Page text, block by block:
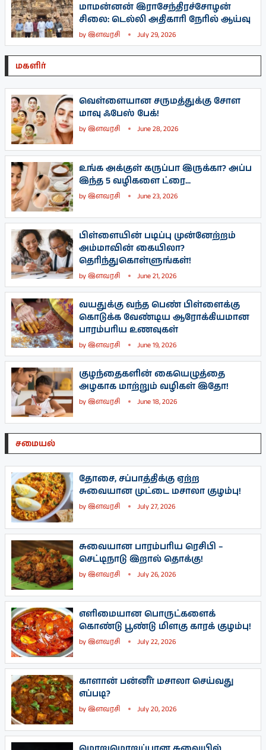
மாமன்னன் இராசேந்திரச்சோழன்
சிலை: டெல்லி அதிகாரி நேரில் ஆய்வு
byஇளவரசி July 29, 2026
மகளிர்
வெள்ளையான சருமத்துக்கு சோள
மாவு ஃபேஸ் பேக்!
byஇளவரசி June 28, 2026
உங்க அக்குள் கருப்பா இருக்கா? அப்ப
இந்த 5 வழிகளை ட்ரை...
byஇளவரசி June 23, 2026
பிள்ளையின் படிப்பு முன்னேற்றம்
அம்மாவின் கையிலா?
தெரிந்துகொள்ளுங்கள்!
byஇளவரசி June 21, 2026
வயதுக்கு வந்த பெண் பிள்ளைக்கு
கொடுக்க வேண்டிய ஆரோக்கியமான
பாரம்பரிய உணவுகள்
byஇளவரசி June 19, 2026
குழந்தைகளின் கையெழுத்தை
அழகாக மாற்றும் வழிகள் இதோ!
byஇளவரசி June 18, 2026
சமையல்
தோசை, சப்பாத்திக்கு ஏற்ற
சுவையான முட்டை மசாலா குழம்பு!
byஇளவரசி July 27, 2026
சுவையான பாரம்பரிய ரெசிபி –
செட்டிநாடு இறால் தொக்கு!
byஇளவரசி July 26, 2026
எளிமையான பொருட்களைக்
கொண்டு பூண்டு மிளகு காரக் குழம்பு!
byஇளவரசி July 22, 2026
காளான் பன்னீர் மசாலா செய்வது
எப்படி?
byஇளவரசி July 20, 2026